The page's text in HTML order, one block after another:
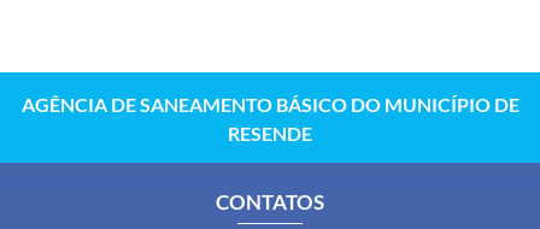
AGÊNCIA DE SANEAMENTO BÁSICO DO MUNICÍPIO DE
RESENDE
CONTATOS